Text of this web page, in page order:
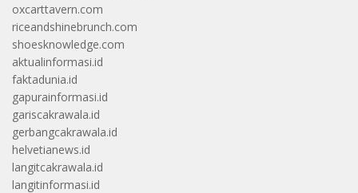
oxcarttavern.com
riceandshinebrunch.com
shoesknowledge.com
aktualinformasi.id
faktadunia.id
gapurainformasi.id
gariscakrawala.id
gerbangcakrawala.id
helvetianews.id
langitcakrawala.id
langitinformasi.id